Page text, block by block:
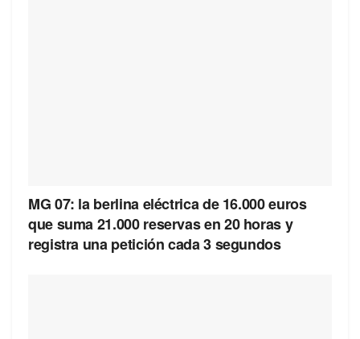
MG 07: la berlina eléctrica de 16.000 euros
que suma 21.000 reservas en 20 horas y
registra una petición cada 3 segundos